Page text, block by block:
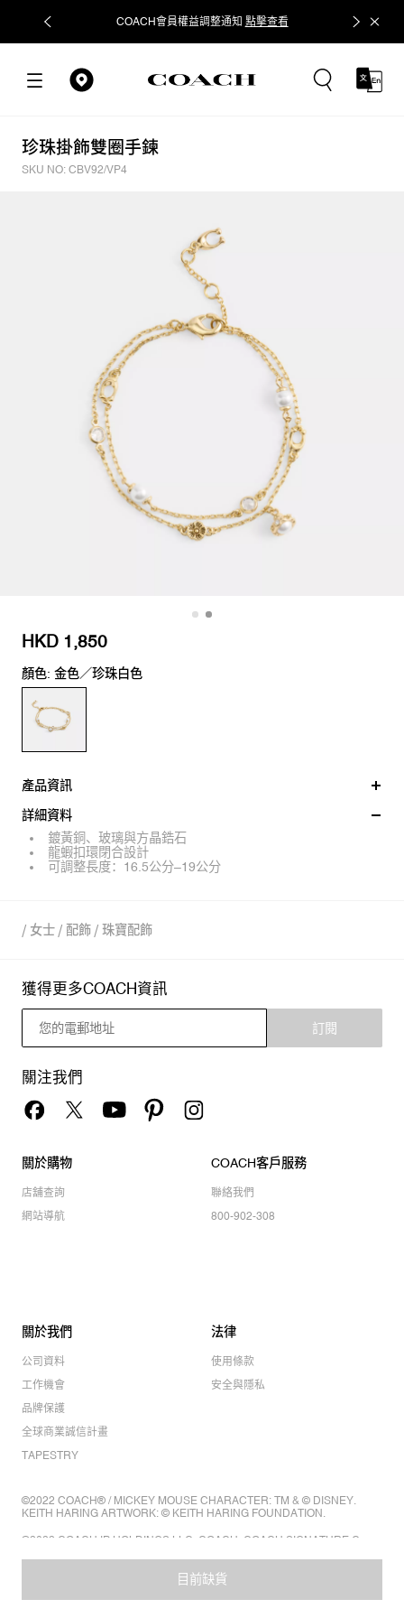
COACH會員權益調整通知 點擊查看 立即追蹤
珍珠掛飾雙圈手鍊
SKU NO: CBV92/VP4
HKD 1,850
顏色: 金色／珍珠白色
產品資訊
詳細資料
鍍黃銅、玻璃與方晶鋯石
龍蝦扣環閉合設計
可調整長度：16.5公分–19公分
目前缺貨
/ 女士 / 配飾 / 珠寶配飾
獲得更多COACH資訊
訂閱
關注我們
關於購物
店舖查詢
網站導航
COACH客戶服務
聯絡我們
800-902-308
關於我們
公司資料
工作機會
品牌保護
全球商業誠信計畫
TAPESTRY
法律
使用條款
安全與隱私
©2022 COACH® / MICKEY MOUSE CHARACTER: TM & © DISNEY.
KEITH HARING ARTWORK: © KEITH HARING FOUNDATION.
©2022 COACH IP HOLDINGS LLC. COACH, COACH SIGNATURE C